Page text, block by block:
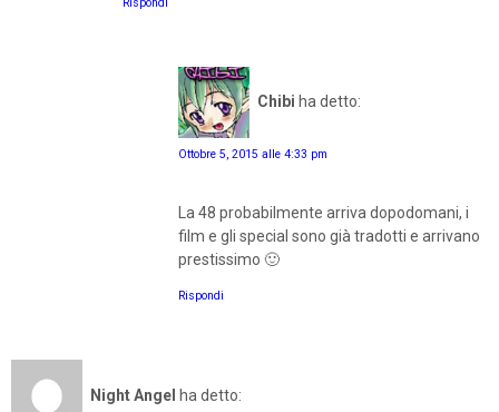
Chibi ha detto:
Ottobre 5, 2015 alle 4:33 pm
La 48 probabilmente arriva dopodomani, i
film e gli special sono già tradotti e arrivano
prestissimo 🙂
Rispondi
Night Angel ha detto: